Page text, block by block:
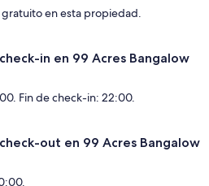
gratuito en esta propiedad.
in en 99 Acres Bangalow
Fin de check-in: 22:00.
out en 99 Acres Bangalow